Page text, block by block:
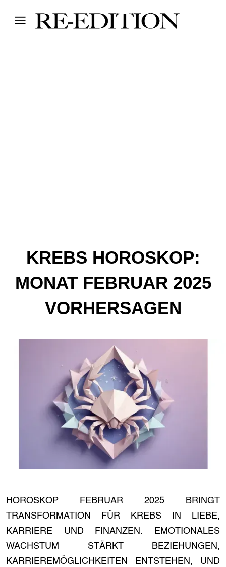
KREBS HOROSKOP:
MONAT FEBRUAR 2025
VORHERSAGEN
HOROSKOP FEBRUAR 2025 BRINGT
TRANSFORMATION FÜR KREBS IN LIEBE,
KARRIERE UND FINANZEN. EMOTIONALES
WACHSTUM STÄRKT BEZIEHUNGEN,
KARRIEREMÖGLICHKEITEN ENTSTEHEN, UND